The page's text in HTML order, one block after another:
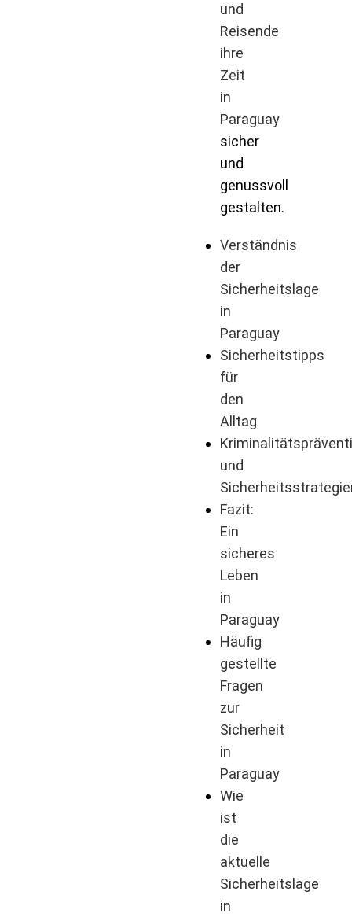
und
Reisende
ihre
Zeit
in
Paraguay
sicher
und
genussvoll
gestalten.
Verständnis
der
Sicherheitslage
in
Paraguay
Sicherheitstipps
für
den
Alltag
und
Fazit:
Ein
sicheres
Leben
in
Paraguay
Häufig
gestellte
Fragen
zur
Sicherheit
in
Paraguay
Wie
ist
die
aktuelle
Sicherheitslage
in